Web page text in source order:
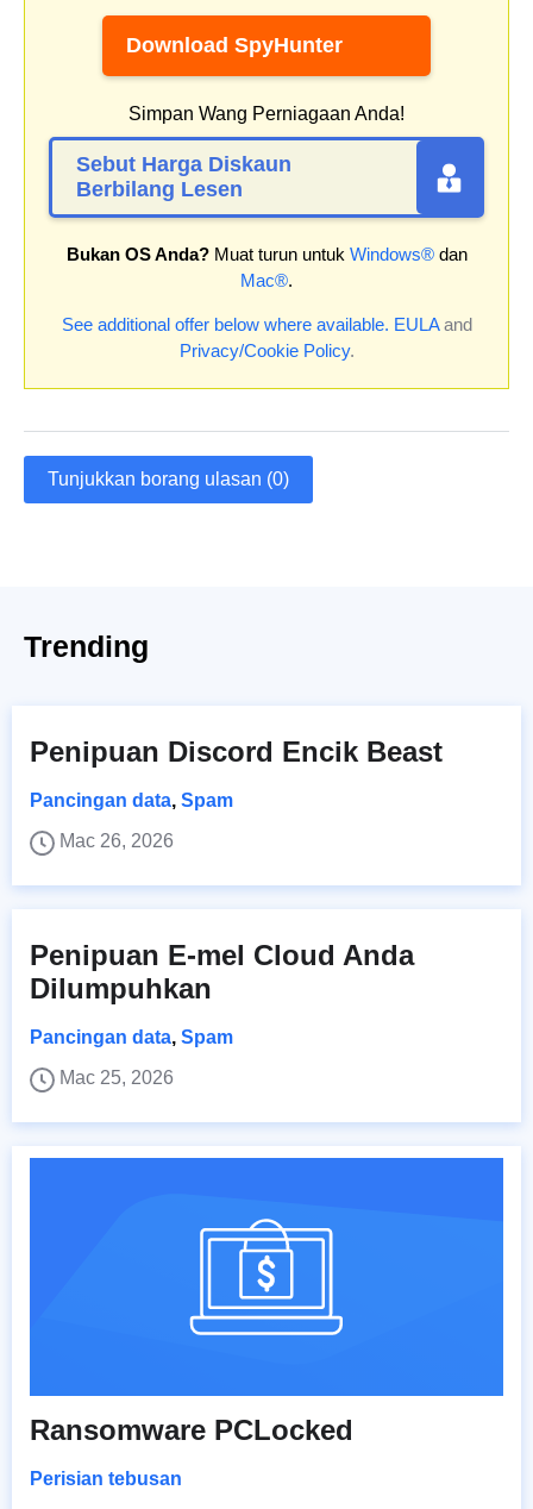
Download SpyHunter
Simpan Wang Perniagaan Anda!
Sebut Harga Diskaun
Berbilang Lesen
Bukan OS Anda?Muat turun untuk Windows®dan
Mac®.
See additional offer below where available. EULAand
Privacy/Cookie Policy.
Tunjukkan borang ulasan (0)
Trending
Penipuan Discord Encik Beast
Pancingan data, Spam
Mac 26, 2026
Penipuan E-mel Cloud Anda
Dilumpuhkan
Pancingan data, Spam
Mac 25, 2026
Ransomware PCLocked
Perisian tebusan